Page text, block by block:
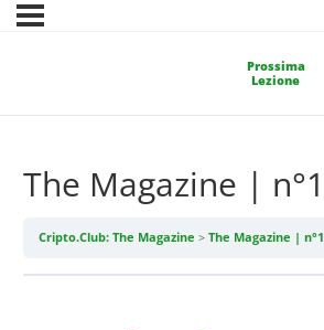
Prossima
Lezione
The Magazine | n°1
Cripto.Club: The Magazine The Magazine | n°1